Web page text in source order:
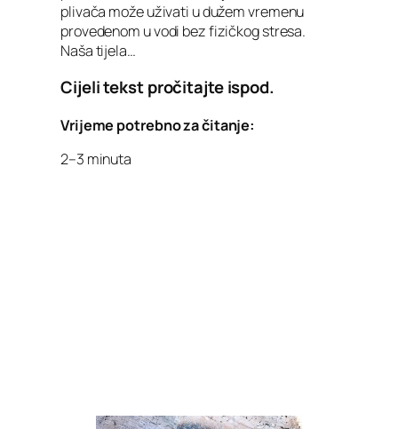
plivača može uživati u dužem vremenu
provedenom u vodi bez fizičkog stresa.
Naša tijela…
Cijeli tekst pročitajte ispod.
Vrijeme potrebno za čitanje:
2–3 minuta